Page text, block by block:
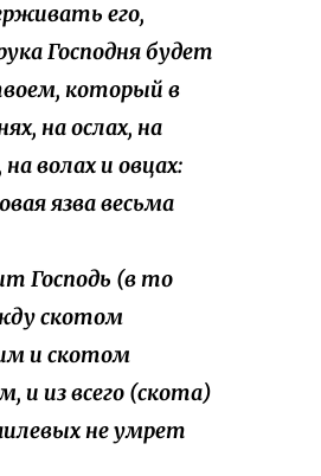
его,
Господня будет
который в
на ослах, на
волах и овцах:
язва весьма
Господь (в то
скотом
и скотом
и из всего (скота)
не умрет